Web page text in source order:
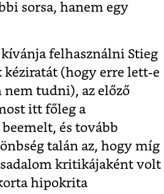
sorsa, hanem egy
felhasználni Stieg
kéziratát (hogy erre lett-e
nem tudni), az előző
itt főleg a
és tovább
talán az, hogy míg
kritikájaként volt
hipokrita